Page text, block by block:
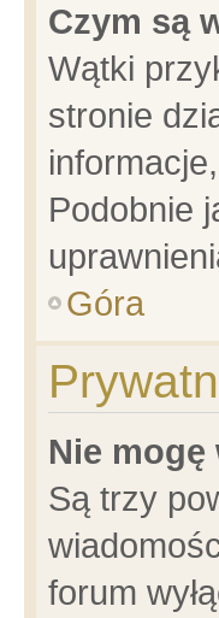
Czym są
Wątki
stronie
Podobnie
Góra
Nie
Są trzy
forum